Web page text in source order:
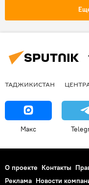
ТАДЖИКИСТАН
Макс
О проекте Контакты
Реклама Новости